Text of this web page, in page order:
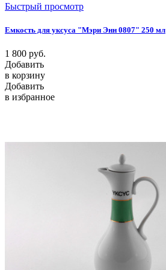
Быстрый просмотр
Емкость для уксуса "Мэри Энн 0807" 250 мл
1 800 руб.
Добавить
в корзину
Добавить
в избранное